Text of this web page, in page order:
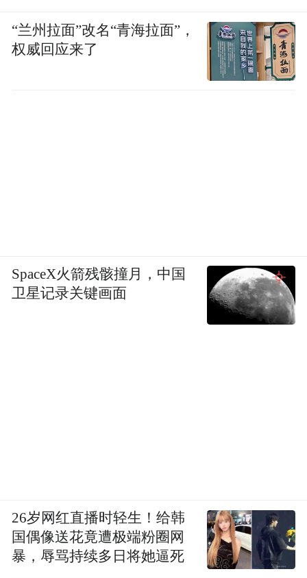
“兰州拉面”改名“青海拉面”，
权威回应来了
SpaceX火箭残骸撞月，中国
卫星记录关键画面
26岁网红直播时轻生！给韩
国偶像送花竟遭极端粉圈网
暴，辱骂持续多日将她逼死